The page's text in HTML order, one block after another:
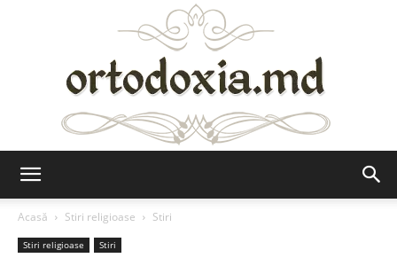
Acasă
Stiri religioase Stiri
Stiri religioase Stiri